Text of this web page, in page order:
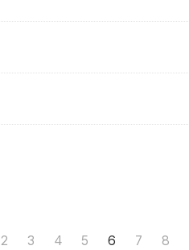
2 3 4 5 6 7 8